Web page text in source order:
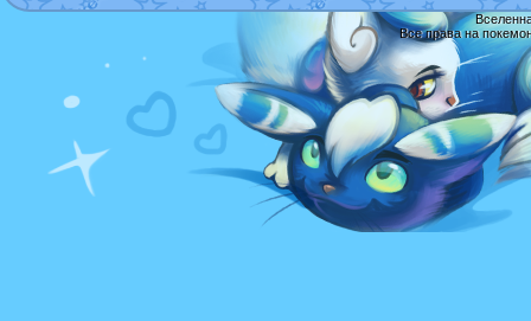
Все права на